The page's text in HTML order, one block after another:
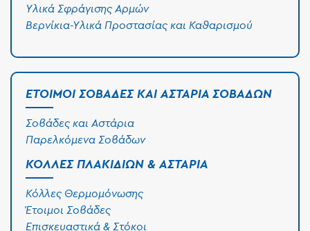
Υλικά Σφράγισης Αρμών
Βερνίκια-Υλικά Προστασίας και Καθαρισμού
ΈΤΟΙΜΟΙ ΣΟΒΆΔΕΣ ΚΑΙ ΑΣΤΆΡΙΑ ΣΟΒΆΔΩΝ
Σοβάδες και Αστάρια
Παρελκόμενα Σοβάδων
ΚΌΛΛΕΣ ΠΛΑΚΙΔΊΩΝ & ΑΣΤΆΡΙΑ
Κόλλες Θερμομόνωσης
Έτοιμοι Σοβάδες
Επισκευαστικά & Στόκοι